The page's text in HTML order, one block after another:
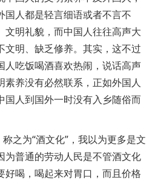
国人都是轻言细语或者不言不
文明礼貌，而中国人往往高声大
文明、缺乏修养。其实，这不过
人吃饭喝酒喜欢热闹，说话高声
素养没有必然联系，正如外国人
国人到国外一时没有入乡随俗而
之为“酒文化”，我以为更多是文
为普通的劳动人民是不管酒文化
好喝，喝起来对胃口，而且价格